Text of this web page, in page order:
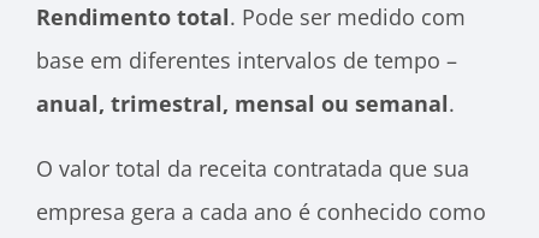
Rendimento total. Pode ser medido com
base em diferentes intervalos de tempo –
anual, trimestral, mensal ou semanal.
O valor total da receita contratada que sua
empresa gera a cada ano é conhecido como